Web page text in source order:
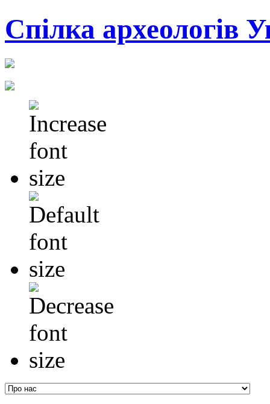
Cпілка археологів